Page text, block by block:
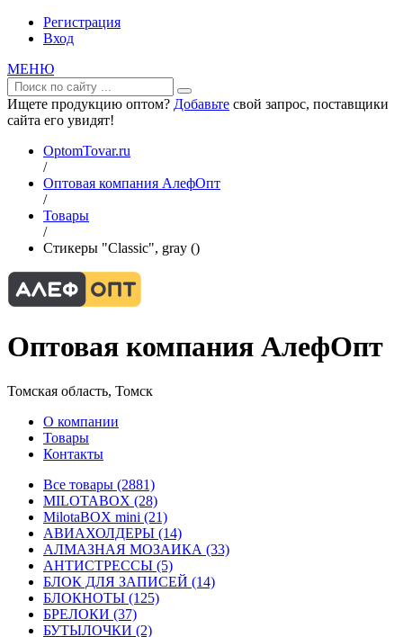
Регистрация
Вход
МЕНЮ
Ищете продукцию оптом? Добавьте свой запрос, поставщики
сайта его увидят!
OptomTovar.ru
/
Оптовая компания АлефОпт
/
Товары
/
Стикеры "Classic", gray ()
Оптовая компания АлефОпт
Томская область, Томск
О компании
Товары
Контакты
Все товары (2881)
MILOTABOX (28)
MilotaBOX mini (21)
АВИАХОЛДЕРЫ (14)
АЛМАЗНАЯ МОЗАИКА (33)
АНТИСТРЕССЫ (5)
БЛОК ДЛЯ ЗАПИСЕЙ (14)
БЛОКНОТЫ (125)
БРЕЛОКИ (37)
БУТЫЛОЧКИ (2)